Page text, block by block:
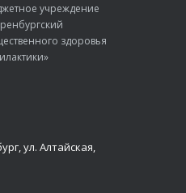
учреждение
здоровья
ул. Алтайская,